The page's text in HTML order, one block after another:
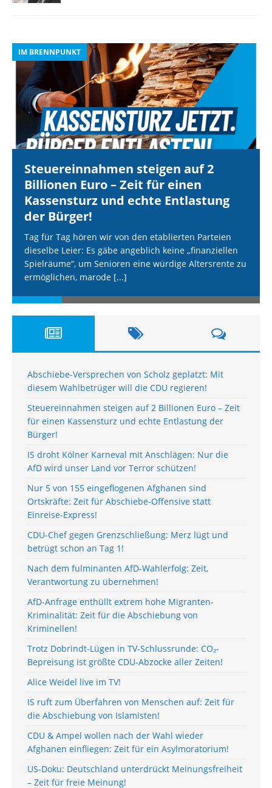
IM BRENNPUNKT
Steuereinnahmen steigen auf 2
Billionen Euro – Zeit für einen
Kassensturz und echte Entlastung
der Bürger!
Tag für Tag hören wir von den etablierten Parteien
dieselbe Leier: Es gäbe angeblich keine „finanziellen
Spielräume“, um Senioren eine würdige Altersrente zu
ermöglichen, marode [...]
Abschiebe-Versprechen von Scholz geplatzt: Mit
diesem Wahlbetrüger will die CDU regieren!
Steuereinnahmen steigen auf 2 Billionen Euro – Zeit
für einen Kassensturz und echte Entlastung der
Bürger!
IS droht Kölner Karneval mit Anschlägen: Nur die
AfD wird unser Land vor Terror schützen!
Nur 5 von 155 eingeflogenen Afghanen sind
Ortskräfte: Zeit für Abschiebe-Offensive statt
Einreise-Express!
CDU-Chef gegen Grenzschließung: Merz lügt und
betrügt schon an Tag 1!
Nach dem fulminanten AfD-Wahlerfolg: Zeit,
Verantwortung zu übernehmen!
AfD-Anfrage enthüllt extrem hohe Migranten-
Kriminalität: Zeit für die Abschiebung von
Kriminellen!
Trotz Dobrindt-Lügen in TV-Schlussrunde: CO₂-
Bepreisung ist größte CDU-Abzocke aller Zeiten!
Alice Weidel live im TV!
IS ruft zum Überfahren von Menschen auf: Zeit für
die Abschiebung von Islamisten!
CDU & Ampel wollen nach der Wahl wieder
Afghanen einfliegen: Zeit für ein Asylmoratorium!
US-Doku: Deutschland unterdrückt Meinungsfreiheit
– Zeit für freie Meinung!